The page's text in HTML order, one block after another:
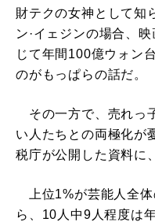
財テクの女神として知
ン·イェジンの場合、
じて年間100億ウォン
のがもっぱらの話だ。
その一方で、売れっ
い人たちとの両極化が
税庁が公開した資料に
上位1%が芸能人全体
ら、10人中9人程度は